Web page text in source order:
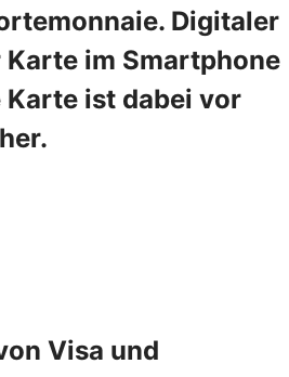
Digitaler
im Smartphone
Karte ist dabei vor
Visa und